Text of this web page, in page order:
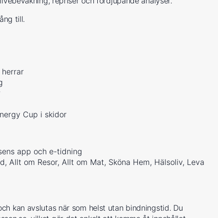
till.
Cup i skidor
app och e-tidning
Allt om Resor, Allt om Mat, Sköna Hem, Hälsoliv, Leva
kan avslutas när som helst utan bindningstid. Du